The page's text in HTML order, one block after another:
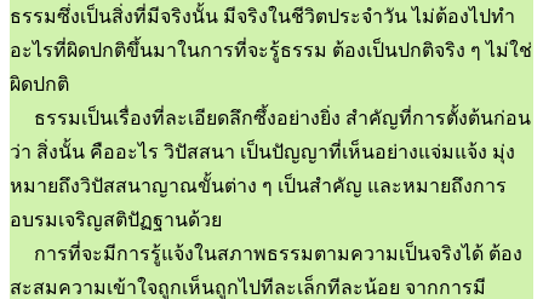
ธรรมซึ่งเป็นสิ่งที่มีจริงนั้น มีจริงในชีวิตประจำวัน ไม่ต้องไปทำ
อะไรที่ผิดปกติขึ้นมาในการที่จะรู้ธรรม ต้องเป็นปกติจริง ๆ ไม่ใช่
ผิดปกติ
ธรรมเป็นเรื่องที่ละเอียดลึกซึ้งอย่างยิ่ง สำคัญที่การตั้งต้นก่อน
ว่า สิ่งนั้น คืออะไร วิปัสสนา เป็นปัญญาที่เห็นอย่างแจ่มแจ้ง มุ่ง
หมายถึงวิปัสสนาญาณขั้นต่าง ๆ เป็นสำคัญ และหมายถึงการ
อบรมเจริญสติปัฏฐานด้วย
การที่จะมีการรู้แจ้งในสภาพธรรมตามความเป็นจริงได้ ต้อง
สะสมความเข้าใจถูกเห็นถูกไปทีละเล็กทีละน้อย จากการมี